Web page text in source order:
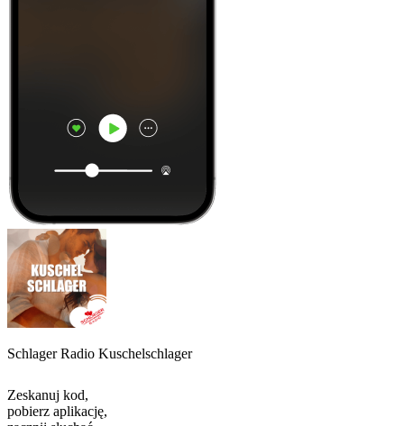
Schlager Radio Kuschelschlager
Zeskanuj kod,
pobierz aplikację,